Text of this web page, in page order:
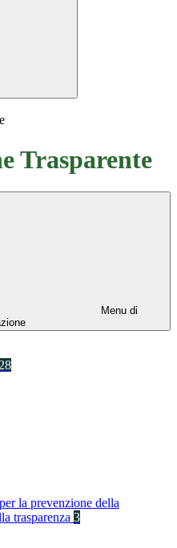
Trasparente
Menu di
28
la prevenzione della
trasparenza 3